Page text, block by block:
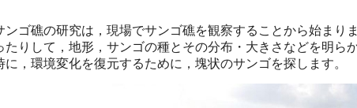
ゴ礁の研究は，現場でサンゴ礁を観察することから始まり
たりして，地形，サンゴの種とその分布・大きさなどを明ら
に，環境変化を復元するために，塊状のサンゴを探します。